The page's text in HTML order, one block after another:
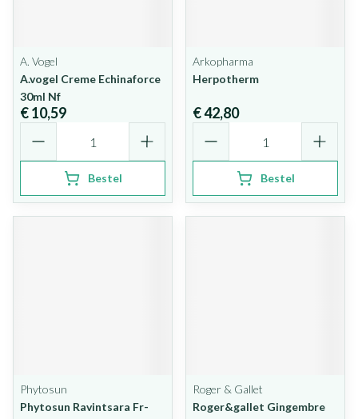
A. Vogel
A.vogel Creme Echinaforce
30ml Nf
€ 10,59
Bestel
Arkopharma
Herpotherm
€ 42,80
Bestel
Phytosun
Phytosun Ravintsara Fr-
Roger & Gallet
Roger&gallet Gingembre